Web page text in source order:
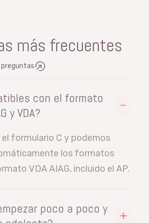
más frecuentes
con el formato
y VDA?
formulario C y podemos
los formatos
VDA AIAG, incluido el AP.
poco a poco y